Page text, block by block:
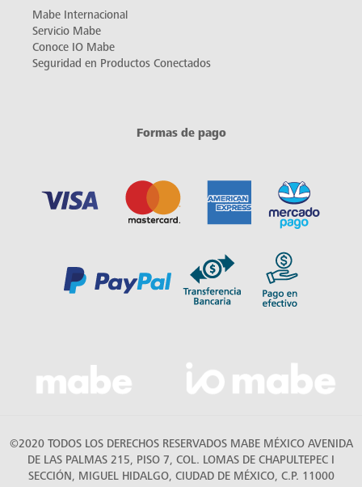
Mabe Internacional
Servicio Mabe
Conoce IO Mabe
Seguridad en Productos Conectados
Formas de pago
©2020 TODOS LOS DERECHOS RESERVADOS MABE MÉXICO AVENIDA
DE LAS PALMAS 215, PISO 7, COL. LOMAS DE CHAPULTEPEC I
SECCIÓN, MIGUEL HIDALGO, CIUDAD DE MÉXICO, C.P. 11000